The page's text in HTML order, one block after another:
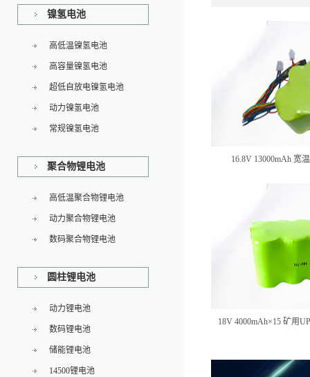
16.8V 13000mAh 宽
18V 4000mAh×15 矿用
镍氢电池
高低温镍氢电池
高容量镍氢电池
超低自放电镍氢电池
动力镍氢电池
常规镍氢电池
聚合物锂电池
高低温聚合物锂电池
动力聚合物锂电池
数码聚合物锂电池
圆柱锂电池
动力锂电池
数码锂电池
储能锂电池
14500锂电池